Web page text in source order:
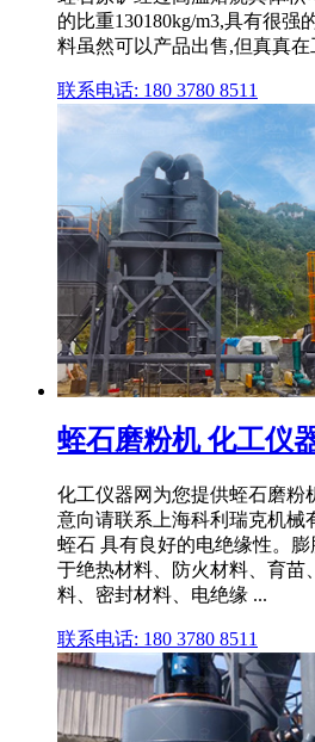
的比重130180kg/m3,具有很强
料虽然可以产品出售,但真真在
联系电话: 180 3780 8511
蛭石磨粉机 化工仪
化工仪器网为您提供蛭石磨粉
意向请联系上海科利瑞克机械
蛭石 具有良好的电绝缘性。
于绝热材料、防火材料、育苗
料、密封材料、电绝缘 ...
联系电话: 180 3780 8511